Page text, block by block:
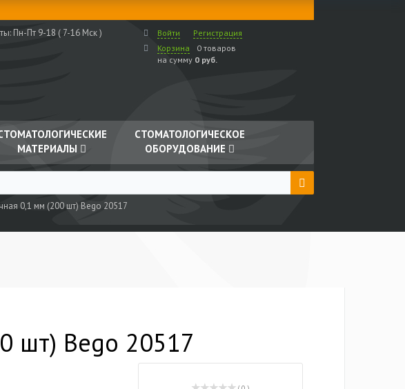
Пн-Пт 9-18 ( 7-16 Мск ) Войти
Регистрация
Корзина
0 товаров
на сумму 0 руб.
МАТЕРИАЛЫ
СТОМАТОЛОГИЧЕСКОЕ
ОБОРУДОВАНИЕ
0,1 мм (200 шт) Bego 20517
шт) Bego 20517